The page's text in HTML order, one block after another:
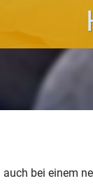
bei einem